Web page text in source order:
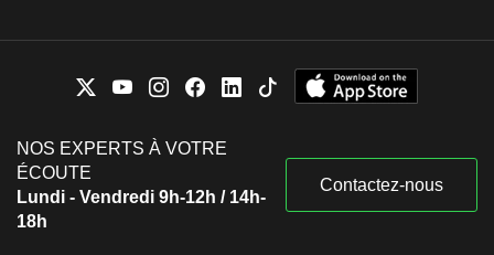
NOS EXPERTS À VOTRE
ÉCOUTE
Lundi - Vendredi 9h-12h / 14h-
18h
Contactez-nous